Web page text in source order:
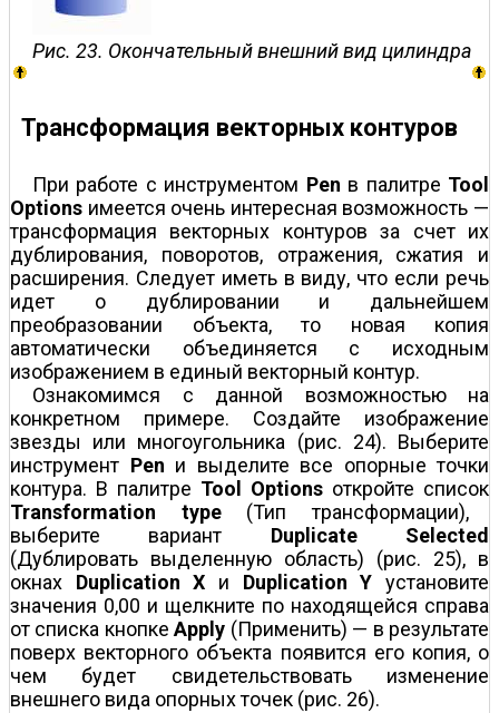
Рис. 23. Окончательный внешний вид цилиндра
Трансформация векторных контуров
При работе с инструментом Pen в палитре Tool
Options имеется очень интересная возможность —
трансформация векторных контуров за счет их
дублирования, поворотов, отражения, сжатия и
расширения. Следует иметь в виду, что если речь
идет о дублировании и дальнейшем
преобразовании объекта, то новая копия
автоматически объединяется с исходным
изображением в единый векторный контур.
Ознакомимся с данной возможностью на
конкретном примере. Создайте изображение
звезды или многоугольника (рис. 24). Выберите
инструмент Pen и выделите все опорные точки
контура. В палитре Tool Options откройте список
Transformation type (Тип трансформации),
выберите вариант Duplicate Selected
(Дублировать выделенную область) (рис. 25), в
окнах Duplication X и Duplication Y установите
значения 0,00 и щелкните по находящейся справа
от списка кнопкеApply (Применить) — в результате
поверх векторного объекта появится его копия, о
чем будет свидетельствовать изменение
внешнего вида опорных точек (рис. 26).